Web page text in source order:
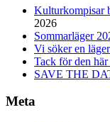
Kulturkompisar
2026
Sommarläger
Vi söker en
Tack för den
SAVE THE
Meta